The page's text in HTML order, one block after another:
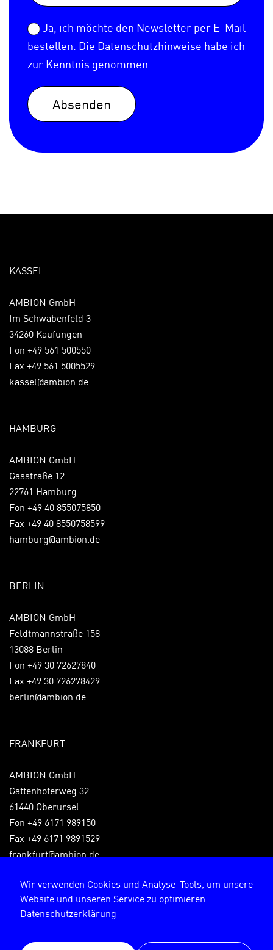
Wir verwenden Cookies und Analyse-Tools, um unsere
Website und unseren Service zu optimieren.
Datenschutzerklärung
Ja, ich möchte den Newsletter per E-Mail
bestellen. Die Datenschutzhinweise habe ich
zur Kenntnis genommen.
Absenden
KASSEL
AMBION GmbH
Im Schwabenfeld 3
34260 Kaufungen
Fon +49 561 500550
Fax +49 561 5005529
kassel@ambion.de
HAMBURG
AMBION GmbH
Gasstraße 12
22761 Hamburg
Fon +49 40 855075850
Fax +49 40 8550758599
hamburg@ambion.de
BERLIN
AMBION GmbH
Feldtmannstraße 158
13088 Berlin
Fon +49 30 72627840
Fax +49 30 726278429
berlin@ambion.de
FRANKFURT
AMBION GmbH
Gattenhöferweg 32
61440 Oberursel
Fon +49 6171 989150
Fax +49 6171 9891529
frankfurt@ambion.de
Impressum